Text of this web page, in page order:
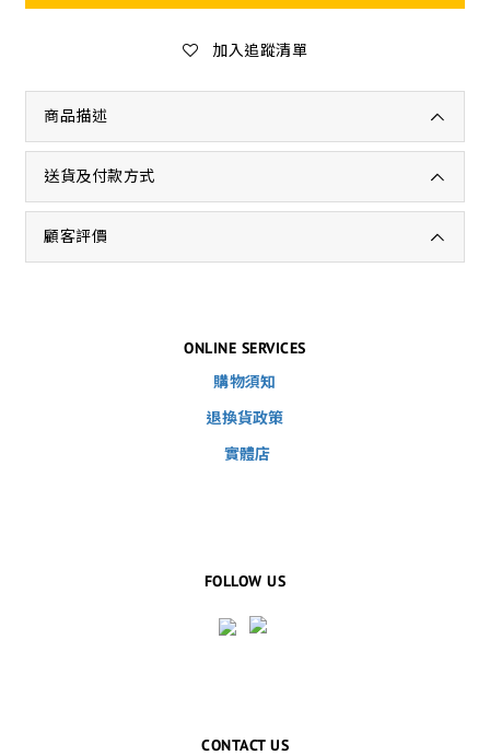
加入追蹤清單
商品描述
送貨及付款方式
顧客評價
ONLINE SERVICES
購物須知
退換貨政策
實體店
FOLLOW US
CONTACT US